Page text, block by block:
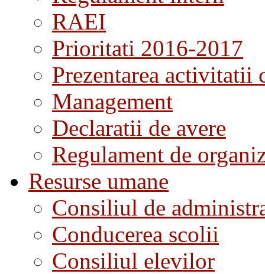
RAEI
Prioritati 2016-2017
Prezentarea activitatii
Management
Declaratii de avere
Regulament de
Resurse umane
Consiliul de
Conducerea scolii
Consiliul elevilor